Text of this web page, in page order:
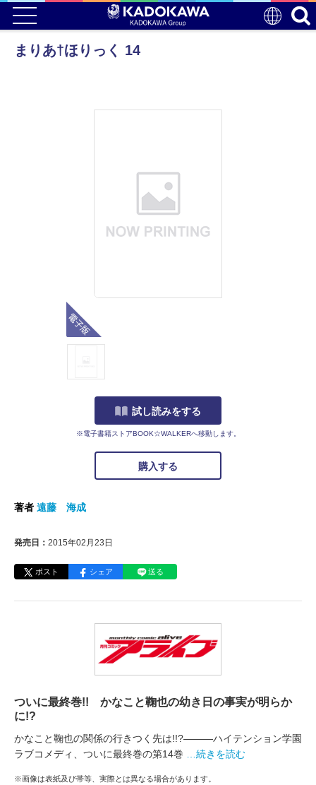
まりあ†ほりっく 14
試し読みをする
※電子書籍ストアBOOK☆WALKERへ移動します。
購入する
著者 遠藤 海成
発売日： 2015年02月23日
ポスト シェア 送る
ついに最終巻!! かなこと鞠也の幼き日の事実が明らか
に!?
かなこと鞠也の関係の行きつく先は!!?―――ハイテンション学園
ラブコメディ、ついに最終巻の第14巻
…続きを読む
※画像は表紙及び帯等、実際とは異なる場合があります。